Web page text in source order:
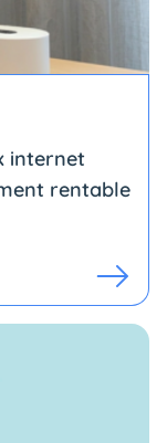
internet
rentable